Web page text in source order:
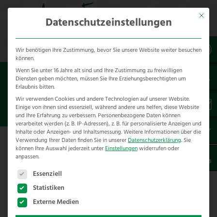
Sie sind hier:Referenzen
unsere Referenzen
nach Städten
ZAUNBAU IN BERG
Hier finden Sie unsere Zaunbau
Referenzen in Berg – im Landkreis
Germersheim
Mit
Datenschutzeinstellungen
Wir benötigen Ihre Zustimmung, bevor Sie unsere Website weiter besuchen
können.
Wenn Sie unter 16 Jahre alt sind und Ihre Zustimmung zu freiwilligen
Diensten geben möchten, müssen Sie Ihre Erziehungsberechtigten um
Erlaubnis bitten.
Wir verwenden Cookies und andere Technologien auf unserer Website.
Einige von ihnen sind essenziell, während andere uns helfen, diese Website
und Ihre Erfahrung zu verbessern. Personenbezogene Daten können
verarbeitet werden (z. B. IP-Adressen), z. B. für personalisierte Anzeigen und
Inhalte oder Anzeigen- und Inhaltsmessung.Weitere Informationen über die
Verwendung Ihrer Daten finden Sie in unsererDatenschutzerklärung. Sie
können Ihre Auswahl jederzeit unterEinstellungenwiderrufen oder
anpassen.
Es folgt eine Liste der Service-Gruppen, für die eine
Essenziell
Statistiken
Externe Medien